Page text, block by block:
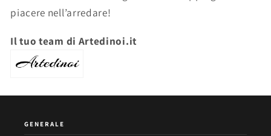
piacere nell’arredare!
Il tuo team di Artedinoi.it
GENERALE